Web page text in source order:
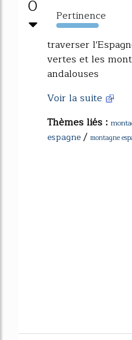
0 Pertinence
465%
traverser
vertes et les
andalouses
Voir la suite
Thèmes liés :
espagne/ montagne